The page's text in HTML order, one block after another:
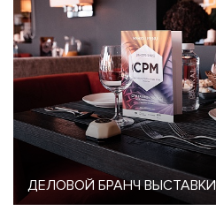
ДЕЛОВОЙ БРАНЧ ВЫСТАВКИ